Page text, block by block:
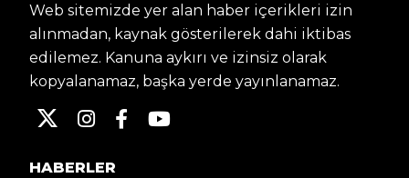
Web sitemizde yer alan haber içerikleri izin
alınmadan, kaynak gösterilerek dahi iktibas
edilemez. Kanuna aykırı ve izinsiz olarak
kopyalanamaz, başka yerde yayınlanamaz.
HABERLER